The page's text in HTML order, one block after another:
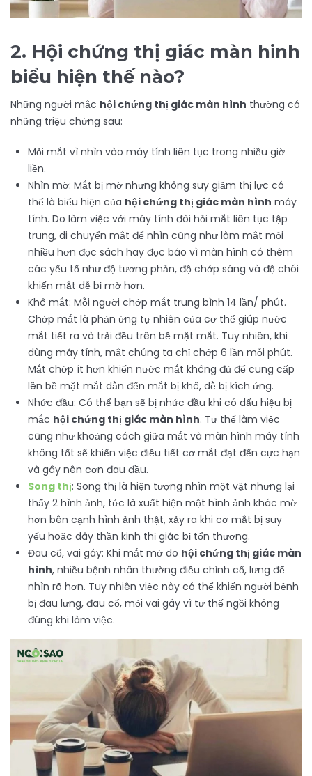
2. Hội chứng thị giác màn hinh
biểu hiện thế nào?
Những người mắc hội chứng thị giác màn hình thường có
những triệu chứng sau:
Mỏi mắt vì nhìn vào máy tính liên tục trong nhiều giờ
liền.
Nhìn mờ: Mắt bị mờ nhưng không suy giảm thị lực có
thể là biểu hiện của hội chứng thị giác màn hình máy
tính. Do làm việc với máy tính đòi hỏi mắt liên tục tập
trung, di chuyển mắt để nhìn cũng như làm mắt mỏi
nhiều hơn đọc sách hay đọc báo vì màn hình có thêm
các yếu tố như độ tương phản, độ chớp sáng và độ chói
khiến mắt dễ bị mờ hơn.
Khô mắt: Mỗi người chớp mắt trung bình 14 lần/ phút.
Chớp mắt là phản ứng tự nhiên của cơ thể giúp nước
mắt tiết ra và trải đều trên bề mặt mắt. Tuy nhiên, khi
dùng máy tính, mắt chúng ta chỉ chớp 6 lần mỗi phút.
Mắt chớp ít hơn khiến nước mắt không đủ để cung cấp
lên bề mặt mắt dẫn đến mắt bị khô, dễ bị kích ứng.
Nhức đầu: Có thể bạn sẽ bị nhức đầu khi có dấu hiệu bị
mắc hội chứng thị giác màn hình. Tư thế làm việc
cũng như khoảng cách giữa mắt và màn hình máy tính
không tốt sẽ khiến việc điều tiết cơ mắt đạt đến cực hạn
và gây nên cơn đau đầu.
Song thị: Song thị là hiện tượng nhìn một vật nhưng lại
thấy 2 hình ảnh, tức là xuất hiện một hình ảnh khác mờ
hơn bên cạnh hình ảnh thật, xảy ra khi cơ mắt bị suy
yếu hoặc dây thần kinh thị giác bị tổn thương.
Đau cổ, vai gáy: Khi mắt mờ do hội chứng thị giác màn
hình, nhiều bệnh nhân thường điều chỉnh cổ, lưng để
nhìn rõ hơn. Tuy nhiên việc này có thể khiến người bệnh
bị đau lưng, đau cổ, mỏi vai gáy vì tư thế ngồi không
đúng khi làm việc.